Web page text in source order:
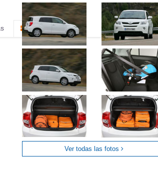
Todo
Ver todas las fotos